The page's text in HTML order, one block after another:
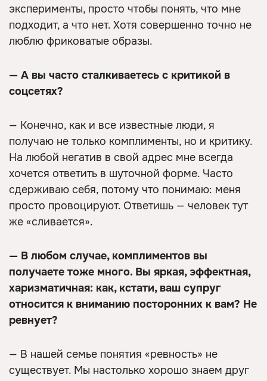
эксперименты, просто чтобы понять, что мне
подходит, а что нет. Хотя совершенно точно не
люблю фриковатые образы.
— А вы часто сталкиваетесь с критикой в
соцсетях?
— Конечно, как и все известные люди, я
получаю не только комплименты, но и критику.
На любой негатив в свой адрес мне всегда
хочется ответить в шуточной форме. Часто
сдерживаю себя, потому что понимаю: меня
просто провоцируют. Ответишь — человек тут
же «сливается».
— В любом случае, комплиментов вы
получаете тоже много. Вы яркая, эффектная,
харизматичная: как, кстати, ваш супруг
относится к вниманию посторонних к вам? Не
ревнует?
— В нашей семье понятия «ревность» не
существует. Мы настолько хорошо знаем друг